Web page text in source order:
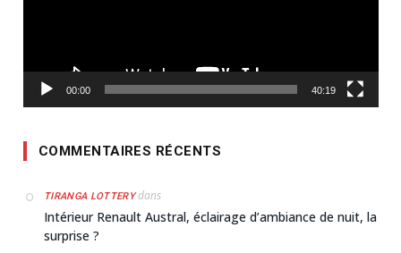
00:00 40:19
COMMENTAIRES RÉCENTS
TIRANGA LOTTERYdans
Intérieur Renault Austral, éclairage d’ambiance de nuit, la
surprise ?